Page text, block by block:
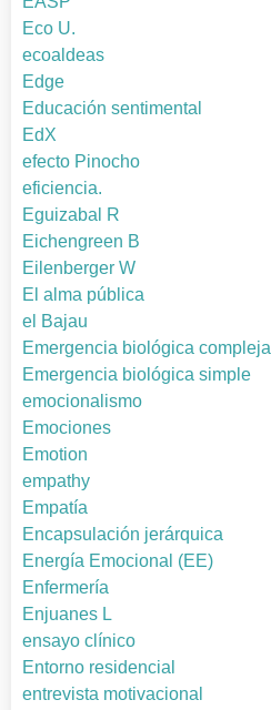
Eco U.
ecoaldeas
Edge
Educación sentimental
EdX
efecto Pinocho
eficiencia.
Eguizabal R
Eichengreen B
Eilenberger W
El alma pública
el Bajau
Emergencia biológica compleja
Emergencia biológica simple
emocionalismo
Emociones
Emotion
empathy
Empatía
Encapsulación jerárquica
Energía Emocional (EE)
Enfermería
Enjuanes L
ensayo clínico
Entorno residencial
entrevista motivacional